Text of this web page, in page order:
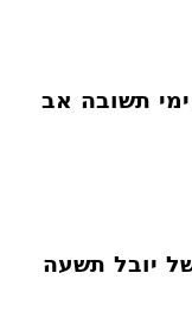
עשרת ימי תשובה אב